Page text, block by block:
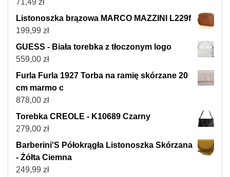
Listonoszka brązowa MARCO MAZZINI L229f
199,99 zł
GUESS - Biała torebka z tłoczonym logo
559,00 zł
Furla Furla 1927 Torba na ramię skórzane 20
cm marmo c
878,00 zł
Torebka CREOLE - K10689 Czarny
279,00 zł
Barberini'S Półokrągła Listonoszka Skórzana
- Żółta Ciemna
249,99 zł